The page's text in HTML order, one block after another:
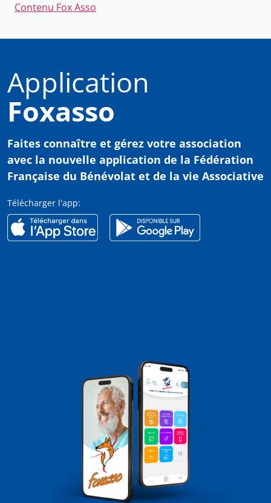
Contenu Fox Asso
Application
Foxasso
Faites connaître et gérez votre association
avec la nouvelle application de la Fédération
Française du Bénévolat et de la vie Associative
Télécharger l'app: